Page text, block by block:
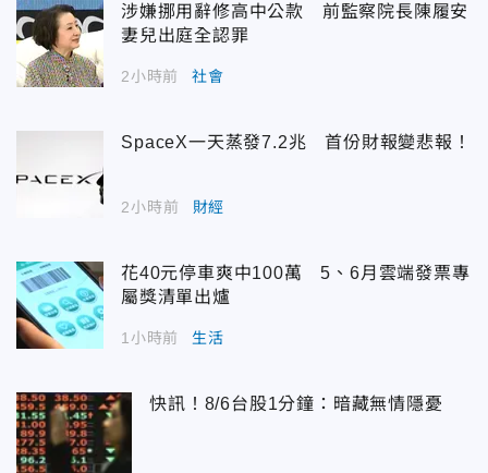
涉嫌挪用辭修高中公款 前監察院長陳履安
妻兒出庭全認罪
2小時前 社會
SpaceX一天蒸發7.2兆 首份財報變悲報！
2小時前 財經
花40元停車爽中100萬 5、6月雲端發票專
屬獎清單出爐
1小時前 生活
快訊！8/6台股1分鐘：暗藏無情隱憂